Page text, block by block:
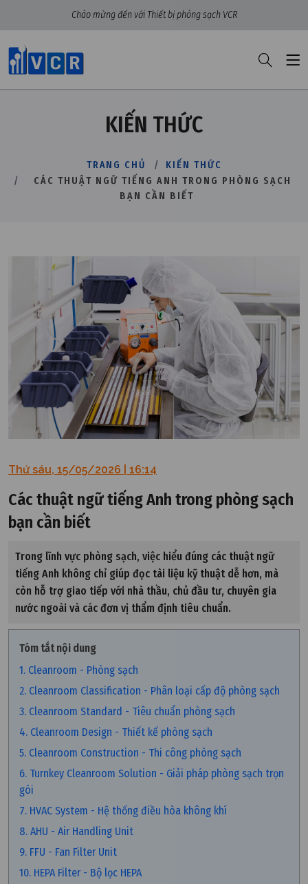
Chào mừng đến với Thiết bị phòng sạch VCR
KIẾN THỨC
TRANG CHỦ
KIẾN THỨC
CÁC THUẬT NGỮ TIẾNG ANH TRONG PHÒNG SẠCH
BẠN CẦN BIẾT
Thứ sáu, 15/05/2026 | 16:14
Các thuật ngữ tiếng Anh trong phòng sạch
bạn cần biết
Trong lĩnh vực phòng sạch, việc hiểu đúng các thuật ngữ
tiếng Anh không chỉ giúp đọc tài liệu kỹ thuật dễ hơn, mà
còn hỗ trợ giao tiếp với nhà thầu, chủ đầu tư, chuyên gia
nước ngoài và các đơn vị thẩm định tiêu chuẩn.
Tóm tắt nội dung
1. Cleanroom - Phòng sạch
2. Cleanroom Classification - Phân loại cấp độ phòng sạch
3. Cleanroom Standard - Tiêu chuẩn phòng sạch
4. Cleanroom Design - Thiết kế phòng sạch
5. Cleanroom Construction - Thi công phòng sạch
6. Turnkey Cleanroom Solution - Giải pháp phòng sạch trọn
gói
7. HVAC System - Hệ thống điều hòa không khí
8. AHU - Air Handling Unit
9. FFU - Fan Filter Unit
10. HEPA Filter - Bộ lọc HEPA